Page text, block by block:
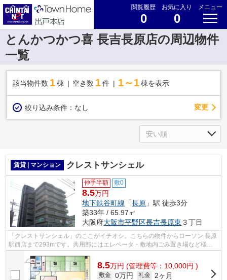
閲覧履歴
0
お気に入り
0
メニュー
とんかつかつ喜 長吉長原店の周辺物件
一覧
該当物件数 1棟 空き数 1 件 1～1 棟を表示
絞り込み条件： なし 変更
賃貸 | マンション クレストサンシェル
仲手半額 敷0
8.5万円
地下鉄谷町線 「長原 」駅 徒歩3分
築33年 / 65.97㎡
大阪府大阪市平野区長吉長原東 ３丁目
「クレストサンシェル」のここがイチオシ。こちらの物件からローソン 長原
駅西店まで293mです。共用部にはエレベータ・敷地内ごみ置き場など様々
8.5万円 (管理費等：10,000円 )
敷金 0万円 礼金
2ヶ月